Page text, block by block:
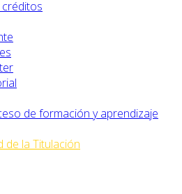
de formación y aprendizaje
de la Titulación